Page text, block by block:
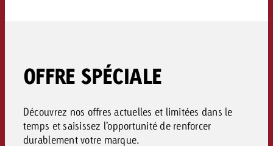
OFFRE SPÉCIALE
Découvrez nos offres actuelles et limitées dans le
temps et saisissez l’opportunité de renforcer
durablement votre marque.